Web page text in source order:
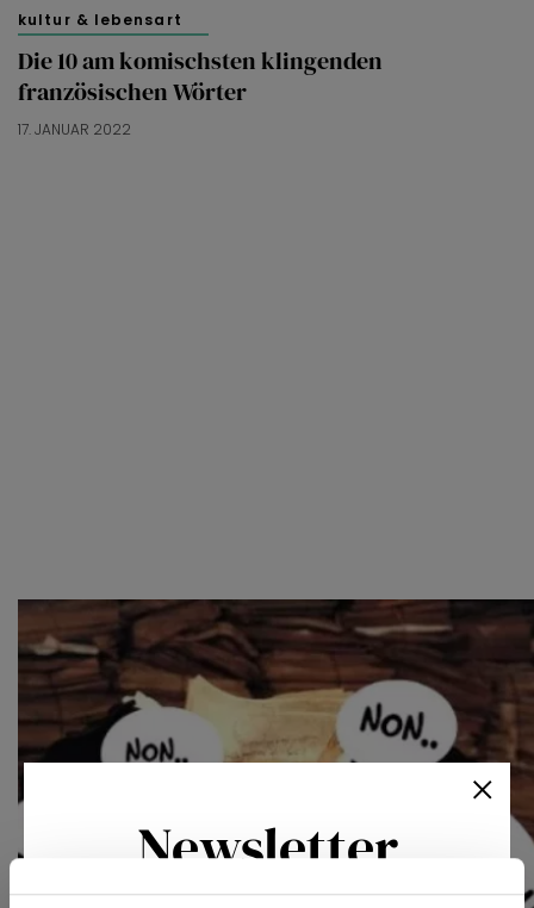
kultur & lebensart
Die 10 am komischsten klingenden
französischen Wörter
17. JANUAR 2022
Newsletter